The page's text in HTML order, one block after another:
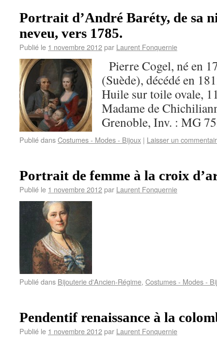
Portrait d’André Baréty, de sa
neveu, vers 1785.
Publié le 1 novembre 2012par Laurent Fonquernie
Pierre Cogel, né en
(Suède), décédé en
Huile sur toile ovale,
Madame de
Grenoble, Inv. : MG
Publié dansCostumes - Modes - Bijoux | Laisser un
Portrait de femme à la croix
Publié le 1 novembre 2012par Laurent Fonquernie
Publié dans Bijouterie d'Ancien-Régime, Costumes - Modes -
Pendentif renaissance à la
Publié le 1 novembre 2012par Laurent Fonquernie